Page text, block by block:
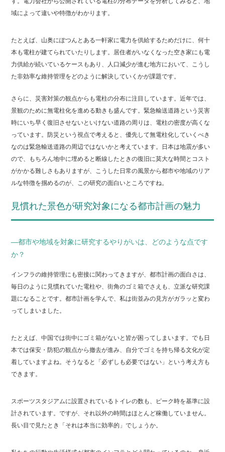
域によって違いや特徴がわかります。
たとえば、山奥にぽつんとある一軒家に電力を供給するためだけに、何十
本も電柱が建てられていたりします。居住者がいなくなった空き家にも電
力供給が続いているケースもあり、人口減少が進む地方において、こうし
た非効率な維持管理をどのように解決していくかが課題です。
さらに、災害対策の観点からも電柱の分布に注目しています。近年では、
景観のために無電柱化を進める動きも盛んです。緊急輸送道路という災害
時にいち早く復旧させないといけない道路の周りは、電柱の密度が高くな
っています。防災という視点で考えると、優先して無電柱化していくべき
なのは緊急輸送道路の周辺ではないかと考えています。日本は地震が多い
ので、もちろん地中に埋めると断線したときの復旧に莫大な時間とコスト
がかかる難しさもありますが、こうした日常の風景から都市や地域のリア
ルな特徴を掴めるのが、この研究の面白いところですね。
見慣れた景色が研究対象になる都市計画の魅力
―都市や地域を対象に研究するやりがいは、どのような点です
か？
インフラの維持管理にも密接に関わってきますが、都市計画の面白さは、
毎日のように見慣れていた電柱や、街角のゴミ箱でさえも、立派な研究課
題になることです。都市計画を学んで、私は街並みの見方がガラッと変わ
ってしまいました。
たとえば、中国では街中にゴミ箱がないと皆が困ってしまいます。でも日
本では保安・防犯の観点から撤去が進み、自分でゴミを持ち帰る文化が定
着していますよね。そうなると「必ずしも必要ではない」という考え方も
できます。
スポーツスタジアムに設置されているトイレの数も、ピーク時を基準に設
計されています。ですが、それ以外の時間はほとんど稼働していません。
長い目で見たとき「それは本当に効率的」でしょうか。